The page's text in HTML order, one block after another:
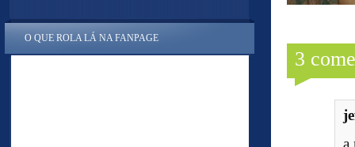
3
a
O QUE ROLA LÁ NA FANPAGE